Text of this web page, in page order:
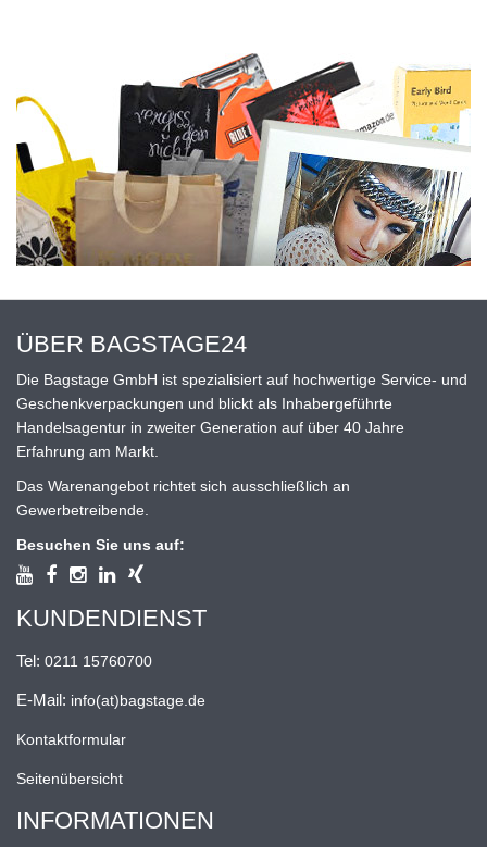
ÜBER BAGSTAGE24
Die Bagstage GmbH ist spezialisiert auf hochwertige Service- und
Geschenkverpackungen und blickt als Inhabergeführte
Handelsagentur in zweiter Generation auf über 40 Jahre
Erfahrung am Markt.
Das Warenangebot richtet sich ausschließlich an
Gewerbetreibende.
Besuchen Sie uns auf:
KUNDENDIENST
Tel: 0211 15760700
E-Mail: info(at)bagstage.de
Kontaktformular
Seitenübersicht
INFORMATIONEN